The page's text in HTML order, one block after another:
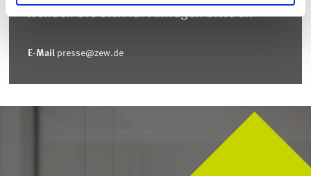
Wenden Sie sich für Anfragen bitte an
E-Mail presse@zew.de